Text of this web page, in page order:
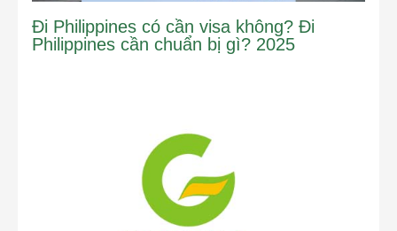
Đi Philippines có cần visa không? Đi
Philippines cần chuẩn bị gì? 2025